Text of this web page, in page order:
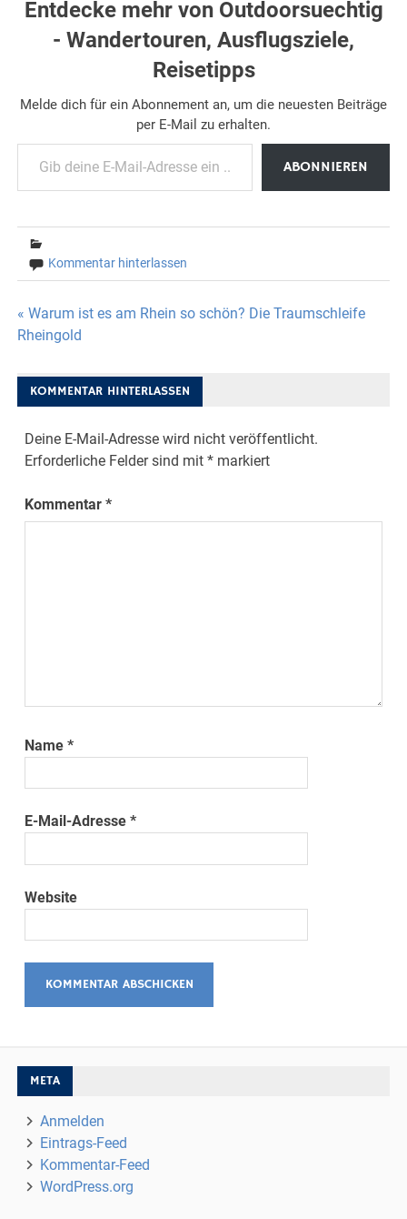
Entdecke mehr von Outdoorsuechtig
- Wandertouren, Ausflugsziele,
Reisetipps
Melde dich für ein Abonnement an, um die neuesten Beiträge
per E-Mail zu erhalten.
Gib deine E-Mail-Adresse ein ...
ABONNIEREN
Kommentar hinterlassen
Beitragsnavigation
« Warum ist es am Rhein so schön? Die Traumschleife
Rheingold
KOMMENTAR HINTERLASSEN
Deine E-Mail-Adresse wird nicht veröffentlicht.
Erforderliche Felder sind mit* markiert
Kommentar*
Name*
E-Mail-Adresse*
Website
META
Anmelden
Eintrags-Feed
Kommentar-Feed
WordPress.org